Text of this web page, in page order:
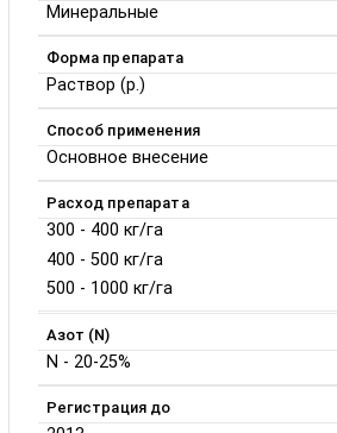
Минеральные
Форма препарата
Раствор (р.)
Способ применения
Основное внесение
Расход препарата
300 - 400 кг/га
400 - 500 кг/га
500 - 1000 кг/га
Азот (N)
N - 20-25%
Регистрация до